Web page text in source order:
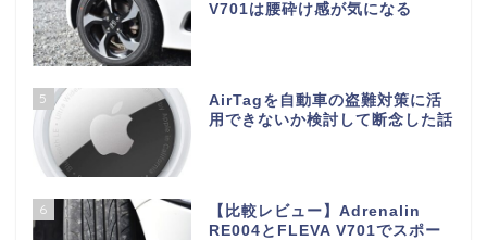
V701は腰砕け感が気になる
5
AirTagを自動車の盗難対策に活
用できないか検討して断念した話
6
【比較レビュー】Adrenalin
RE004とFLEVA V701でスポー